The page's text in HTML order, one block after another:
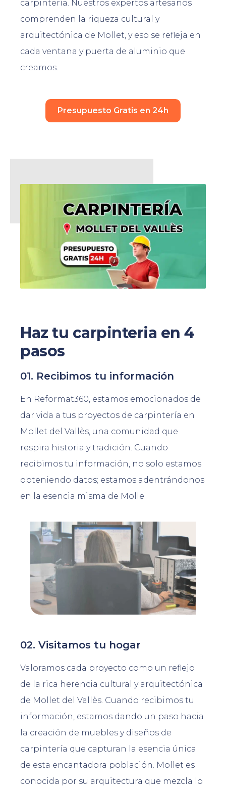
carpintería. Nuestros expertos artesanos
comprenden la riqueza cultural y
arquitectónica de Mollet, y eso se refleja en
cada ventana y puerta de aluminio que
creamos.
Presupuesto Gratis en 24h
Haz tu carpinteria en 4
pasos
01. Recibimos tu información
En Reformat360, estamos emocionados de
dar vida a tus proyectos de carpintería en
Mollet del Vallès, una comunidad que
respira historia y tradición. Cuando
recibimos tu información, no solo estamos
obteniendo datos; estamos adentrándonos
en la esencia misma de Molle
02. Visitamos tu hogar
Valoramos cada proyecto como un reflejo
de la rica herencia cultural y arquitectónica
de Mollet del Vallès. Cuando recibimos tu
información, estamos dando un paso hacia
la creación de muebles y diseños de
carpintería que capturan la esencia única
de esta encantadora población. Mollet es
conocida por su arquitectura que mezcla lo